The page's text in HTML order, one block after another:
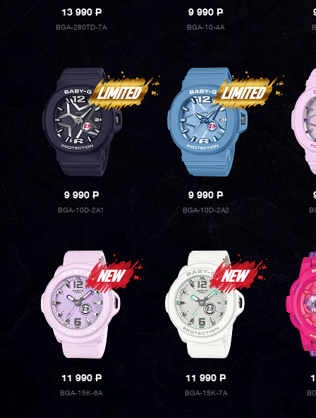
13 990P
BGA-280TD-7A
9 990P
BGA-10-4A
9 990P
BGA-10D-2A1
9 990P
BGA-10D-2A2
11 990P
BGA-15K-6A
11 990P
BGA-15K-7A